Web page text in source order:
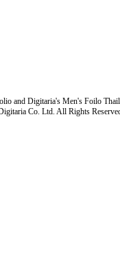
and Digitaria's Men's Foilo
Co. Ltd. All Rights